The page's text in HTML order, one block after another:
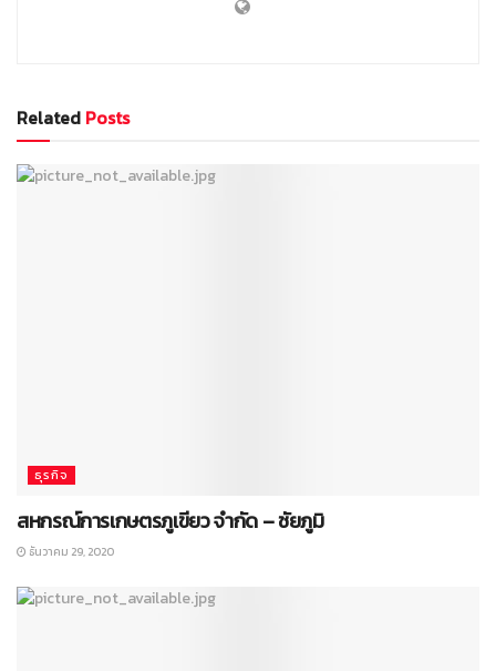
Related Posts
ธุรกิจ
สหกรณ์การเกษตรภูเขียว จำกัด – ชัยภูมิ
ธันวาคม 29, 2020